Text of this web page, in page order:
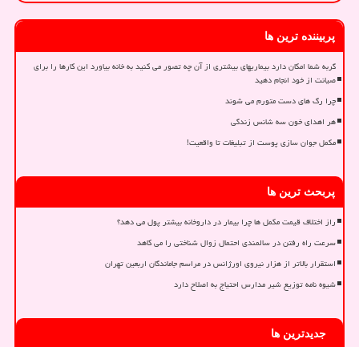
پربیننده ترین ها
گربه شما امکان دارد بیماریهای بیشتری از آن چه تصور می کنید به خانه بیاورد این کارها را برای
صیانت از خود انجام دهید
چرا رگ های دست متورم می شوند
هر اهدای خون سه شانس زندگی
مکمل جوان سازی پوست از تبلیغات تا واقعیت!
پربحث ترین ها
راز اختلاف قیمت مکمل ها چرا بیمار در داروخانه بیشتر پول می دهد؟
سرعت راه رفتن در سالمندی احتمال زوال شناختی را می کاهد
استقرار بالاتر از هزار نیروی اورژانس در مراسم جاماندگان اربعین تهران
شیوه نامه توزیع شیر مدارس احتیاج به اصلاح دارد
جدیدترین ها